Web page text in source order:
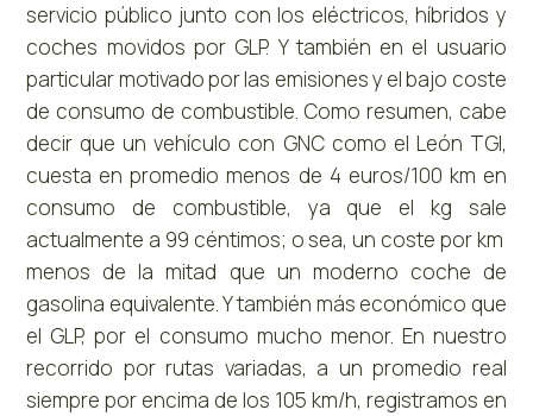
servicio público junto con los eléctricos, híbridos y
coches movidos por GLP. Y también en el usuario
particular motivado por las emisiones y el bajo coste
de consumo de combustible. Como resumen, cabe
decir que un vehículo con GNC como el León TGI,
cuesta en promedio menos de 4 euros/100 km en
consumo de combustible, ya que el kg sale
actualmente a 99 céntimos; o sea, un coste por km
menos de la mitad que un moderno coche de
gasolina equivalente. Y también más económico que
el GLP, por el consumo mucho menor. En nuestro
recorrido por rutas variadas, a un promedio real
siempre por encima de los 105 km/h, registramos en